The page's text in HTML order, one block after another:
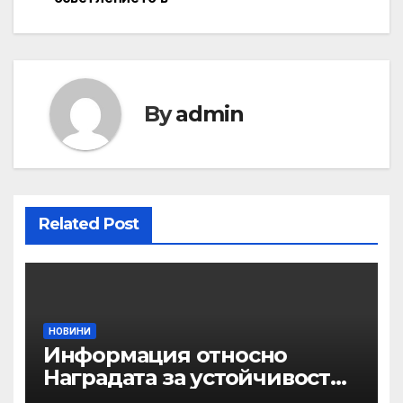
Byadmin
Related Post
НОВИНИ
Информация относно
Наградата за устойчивост